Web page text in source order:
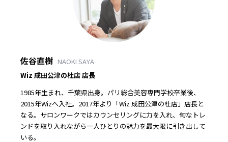
佐谷直樹 NAOKI SAYA
Wiz 成田公津の杜店 店長
1985年生まれ、千葉県出身。パリ総合美容専門学校卒業後、
2015年Wizへ入社。2017年より「Wiz 成田公津の杜店」店長と
なる。サロンワークではカウンセリングに力を入れ、旬なトレ
ンドを取り入れながら一人ひとりの魅力を最大限に引き出して
いる。